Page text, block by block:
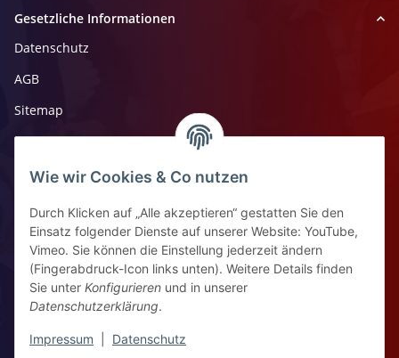
Wie wir Cookies & Co nutzen
Durch Klicken auf „Alle akzeptieren“ gestatten Sie den
Einsatz folgender Dienste auf unserer Website: YouTube,
Vimeo. Sie können die Einstellung jederzeit ändern
(Fingerabdruck-Icon links unten). Weitere Details finden
Sie unter Konfigurieren und in unserer
Datenschutzerklärung.
Impressum Datenschutz
Gesetzliche Informationen
Datenschutz
AGB
Sitemap
Impressum
Widerrufsrecht
Kontaktinformationen
Ziegelhüttenstr 30, 64832 Babenhausen
+49 6073 7250531